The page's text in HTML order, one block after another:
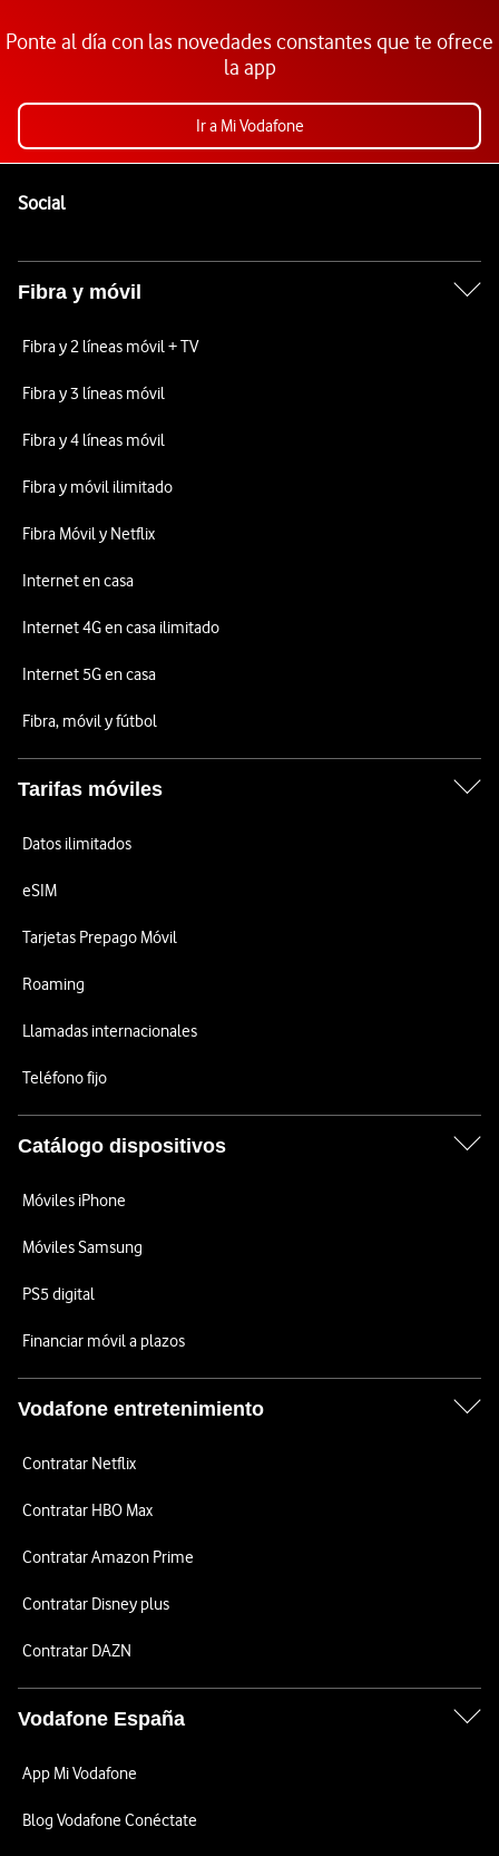
Ponte al día con las novedades constantes que te ofrece
la app
Ir a Mi Vodafone
SocialEnlaces a las redes sociales de Vodafone
Fibra y móvil
Fibra y 2 líneas móvil + TV
Fibra y 3 líneas móvil
Fibra y 4 líneas móvil
Fibra y móvil ilimitado
Fibra Móvil y Netflix
Internet en casa
Internet 4G en casa ilimitado
Internet 5G en casa
Fibra, móvil y fútbol
Tarifas móviles
Datos ilimitados
eSIM
Tarjetas Prepago Móvil
Roaming
Llamadas internacionales
Teléfono fijo
Catálogo dispositivos
Móviles iPhone
Móviles Samsung
PS5 digital
Financiar móvil a plazos
Vodafone entretenimiento
Contratar Netflix
Contratar HBO Max
Contratar Amazon Prime
Contratar Disney plus
Contratar DAZN
Vodafone España
App Mi Vodafone
Blog Vodafone Conéctate